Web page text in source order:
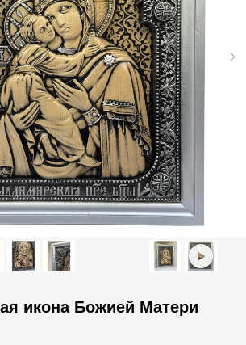
икона Божией Матери